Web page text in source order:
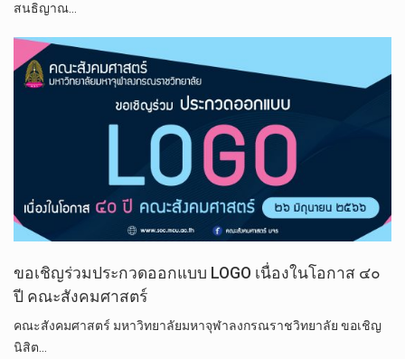
สนธิญาณ…
ขอ​เชิญ​ร่วมประกวด​ออกแบบ​ LOGO เนื่องในโอกาส ๔๐
ปี​ คณะสังคม​ศาสตร์​
คณะสังคมศาสตร์ มหาวิทยาลัยมหาจุฬาลงกรณราชวิทยาลัย ขอ​เชิญ
นิสิต…